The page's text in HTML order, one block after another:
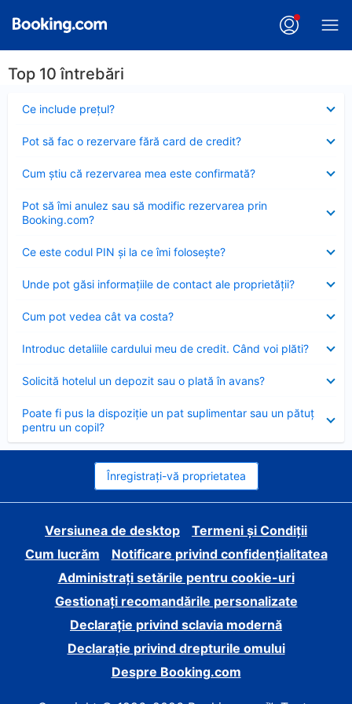
Top 10 întrebări
Ce include preţul?
închis
Pot să fac o rezervare fără card de credit?
închis
Cum ştiu că rezervarea mea este confirmată?
închis
Pot să îmi anulez sau să modific rezervarea prin
Booking.com?
închis
Ce este codul PIN şi la ce îmi foloseşte?
închis
Unde pot găsi informațiile de contact ale proprietății?
închis
Cum pot vedea cât va costa?
închis
Introduc detaliile cardului meu de credit. Când voi plăti?
închis
Solicită hotelul un depozit sau o plată în avans?
închis
Poate fi pus la dispoziție un pat suplimentar sau un pătuț
pentru un copil?
închis
Înregistrați-vă proprietatea
Versiunea de desktop
Termeni și Condiții
Cum lucrăm
Notificare privind confidențialitatea
Administrați setările pentru cookie-uri
Gestionați recomandările personalizate
Declarație privind sclavia modernă
Declarație privind drepturile omului
Despre Booking.com